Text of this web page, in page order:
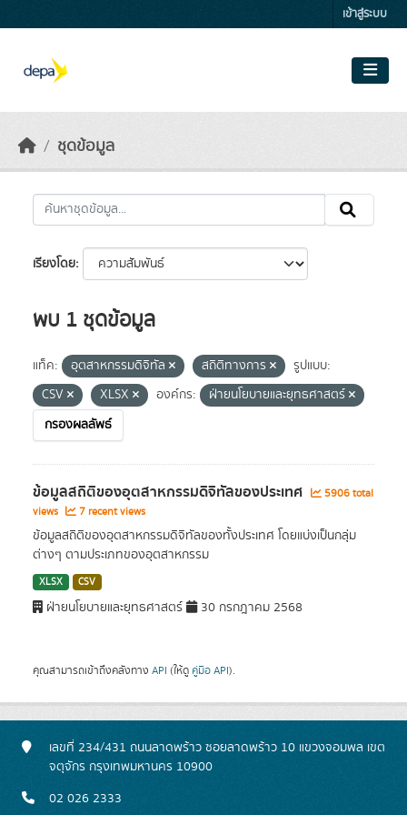
เข้าสู่ระบบ
ชุดข้อมูล
เรียงโดย
พบ 1 ชุดข้อมูล
แท็ค: อุตสาหกรรมดิจิทัล สถิติทางการ
รูปแบบ:
CSV
XLSX องค์กร:
ฝ่ายนโยบายและยุทธศาสตร์
กรองผลลัพธ์
ข้อมูลสถิติของอุตสาหกรรมดิจิทัลของประเทศ
5906 total
views
7 recent views
ข้อมูลสถิติของอุตสาหกรรมดิจิทัลของทั้งประเทศ โดยแบ่งเป็นกลุ่ม
ต่างๆ ตามประเภทของอุตสาหกรรม
XLSX CSV
ฝ่ายนโยบายและยุทธศาสตร์ 30 กรกฎาคม 2568
คุณสามารถเข้าถึงคลังทาง API (ให้ดู คู่มือ API).
เลขที่ 234/431 ถนนลาดพร้าว ซอยลาดพร้าว 10 แขวงจอมพล เขต
จตุจักร กรุงเทพมหานคร 10900
02 026 2333